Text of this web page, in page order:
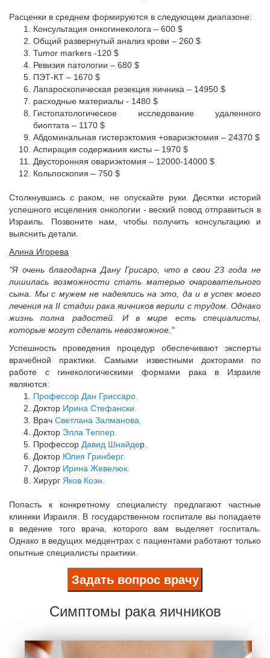
Расценки в среднем формируются в следующем диапазоне:
Консультация онкогинеколога – 600 $
Общий развернутый анализ крови – 260 $
Tumor markers -120 $
Ревизия патологии – 680 $
ПЭТ-КТ – 1670 $
Лапароскопическая резекция яичника – 14950 $
расходные материалы - 1480 $
Гистопатологическое исследование удаленного
биоптата – 1170 $
Абдоминальная гистерэктомия +овариэктомия – 24370 $
Аспирация содержания кисты – 1970 $
Двусторонняя овариэктомия – 12000-14000 $
Кольпоскопия – 750 $
Столкнувшись с раком, не опускайте руки. Десятки историй
успешного исцеления онкологии - веский повод отправиться в
Израиль. Позвоните нам, чтобы получить консультацию и
выяснить детали.
Алина Игорева
"Я очень благодарна Дану Грисаро, что в свои 23 года не
лишилась возможности стать матерью очаровательного
сына. Мы с мужем не надеялись на это, да и в успех моего
лечения на II стадии рака яичников верили с трудом. Однако
жизнь полна радостей. И в мире есть специалисты,
которые могут сделать невозможное."
Успешность проведения процедур обеспечивают эксперты
врачебной практики. Самыми известными докторами по
работе с гинекологическими формами рака в Израиле
являются:
Профессор Дан Гриссаро.
Доктор Ирина Стефански.
Врач Светлана Залманова.
Доктор Элла Теппер.
Профессор Давид Шнайдер.
Доктор Юлия Гринберг.
Доктор Ирина Жевелюк.
Хирург Яков Коэн.
Попасть к конкретному специалисту предлагают частные
клиники Израиля. В государственном госпитале вы попадаете
в ведение того врача, которого вам выделяет госпиталь.
Однако в ведущих медцентрах с пациентами работают только
опытные специалисты практики.
Задать вопрос врачу
Симптомы рака яичников